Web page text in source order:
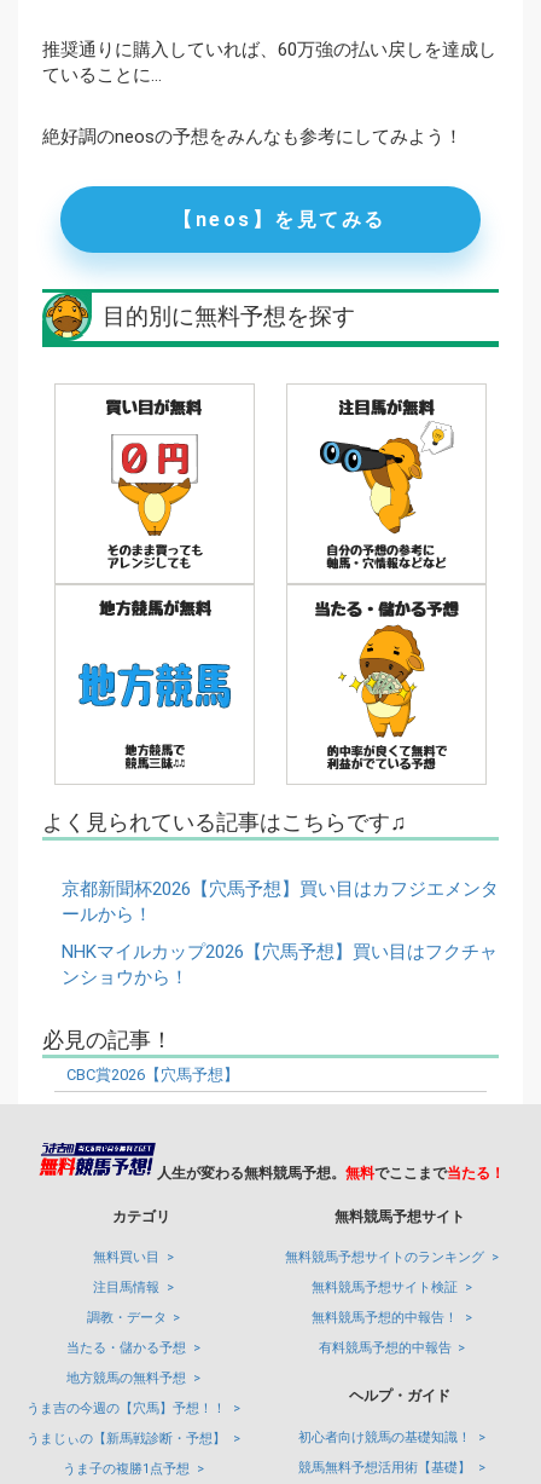
推奨通りに購入していれば、60万強の払い戻しを達成し
ていることに…
絶好調のneosの予想をみんなも参考にしてみよう！
【neos】を見てみる
目的別に無料予想を探す
よく見られている記事はこちらです♫
京都新聞杯2026【穴馬予想】買い目はカフジエメンタ
ールから！
NHKマイルカップ2026【穴馬予想】買い目はフクチャ
ンショウから！
必見の記事！
CBC賞2026【穴馬予想】
人生が変わる無料競馬予想。 無料でここまで当たる！
カテゴリ
無料買い目
注目馬情報
調教・データ
当たる・儲かる予想
地方競馬の無料予想
うま吉の今週の【穴馬】予想！！
うまじぃの【新馬戦診断・予想】
うま子の複勝1点予想
無料競馬予想サイト
無料競馬予想サイトのランキング
無料競馬予想サイト検証
無料競馬予想的中報告！
有料競馬予想的中報告
ヘルプ・ガイド
初心者向け競馬の基礎知識！
競馬無料予想活用術【基礎】